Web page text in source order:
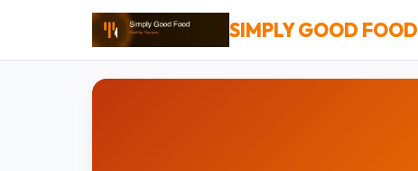
SIMPLY GOOD FOOD